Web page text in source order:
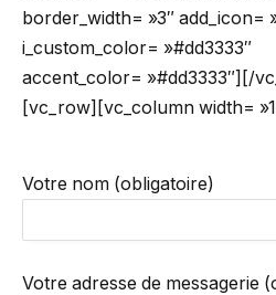
border_width= »3″ add_icon=
i_custom_color= »#dd3333″
accent_color= »#dd3333″][/
[vc_row][vc_column width=
Votre nom (obligatoire)
Votre adresse de messagerie